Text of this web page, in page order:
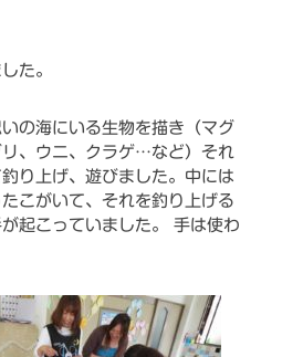
た。
の海にいる生物を描き（マグ
、ウニ、クラゲ…など）それ
り上げ、遊びました。中には
こがいて、それを釣り上げる
起こっていました。
手は使わ